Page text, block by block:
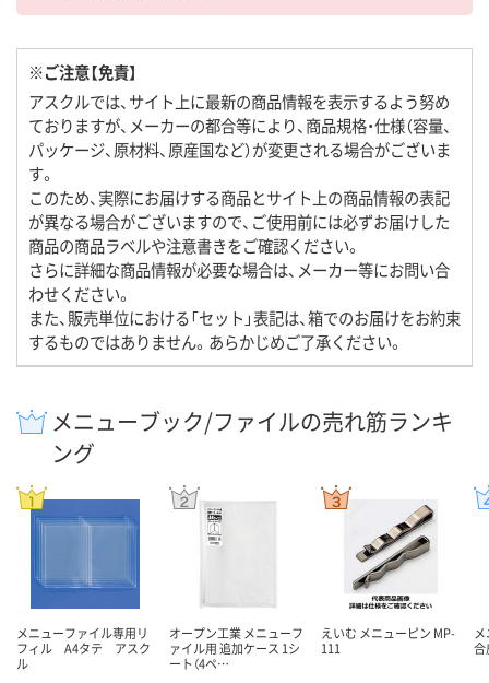
※ご注意【免責】
アスクルでは、サイト上に最新の商品情報を表示するよう努め
ておりますが、メーカーの都合等により、商品規格・仕様（容量、
パッケージ、原材料、原産国など）が変更される場合がございま
す。
このため、実際にお届けする商品とサイト上の商品情報の表記
が異なる場合がございますので、ご使用前には必ずお届けした
商品の商品ラベルや注意書きをご確認ください。
さらに詳細な商品情報が必要な場合は、メーカー等にお問い合
わせください。
また、販売単位における「セット」表記は、箱でのお届けをお約束
するものではありません。あらかじめご了承ください。
メニューブック/ファイルの売れ筋ランキ
ング
メニューファイル専用リ
フィル A4タテ アスク
ル
オープン工業 メニューフ
ァイル用 追加ケース 1シ
ート（4ペ…
えいむ メニューピン MP-
111